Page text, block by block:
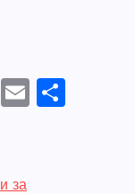
Pi E
за